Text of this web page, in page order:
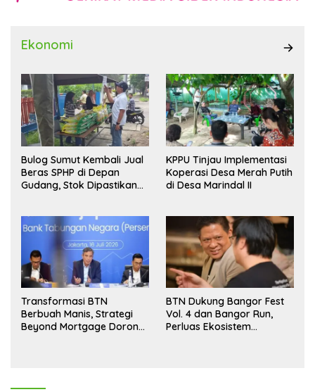
Ekonomi
Bulog Sumut Kembali Jual
Beras SPHP di Depan
Gudang, Stok Dipastikan
KPPU Tinjau Implementasi
Koperasi Desa Merah Putih
di Desa Marindal II
Transformasi BTN
Berbuah Manis, Strategi
Beyond Mortgage Dorong
BTN Dukung Bangor Fest
Vol. 4 dan Bangor Run,
Perluas Ekosistem